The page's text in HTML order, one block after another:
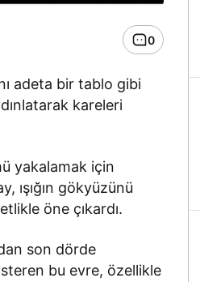
0
adeta bir tablo gibi
kareleri
yakalamak için
ışığın gökyüzünü
öne çıkardı.
son dörde
bu evre, özellikle